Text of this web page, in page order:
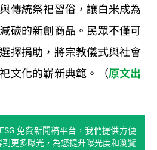
傳統祭祀習俗，讓白米成為
碳的新創商品。民眾不僅可
擇捐助，將宗教儀式與社會
文化的嶄新典範。（原文出
免費新聞稿平台，我們提供方便
更多曝光，為您提升曝光度和瀏覽